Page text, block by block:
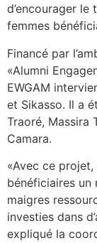
d’encourager
femmes
Financé par
«Alumni
EWGAM
et Sikasso. Il a
Traoré, Massira
Camara.
«Avec ce
bénéficiaires un
maigres
investies dans
expliqué la